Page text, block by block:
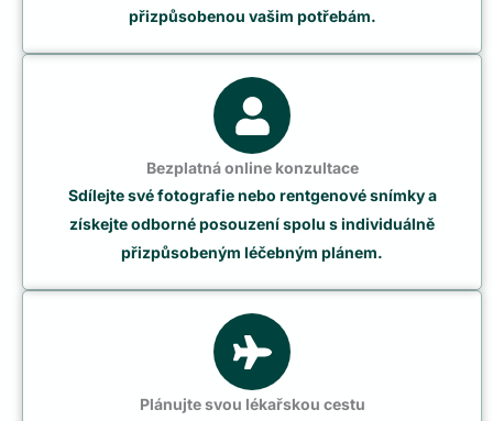
přizpůsobenou vašim potřebám.
Bezplatná online konzultace
Sdílejte své fotografie nebo rentgenové snímky a
získejte odborné posouzení spolu s individuálně
přizpůsobeným léčebným plánem.
Plánujte svou lékařskou cestu